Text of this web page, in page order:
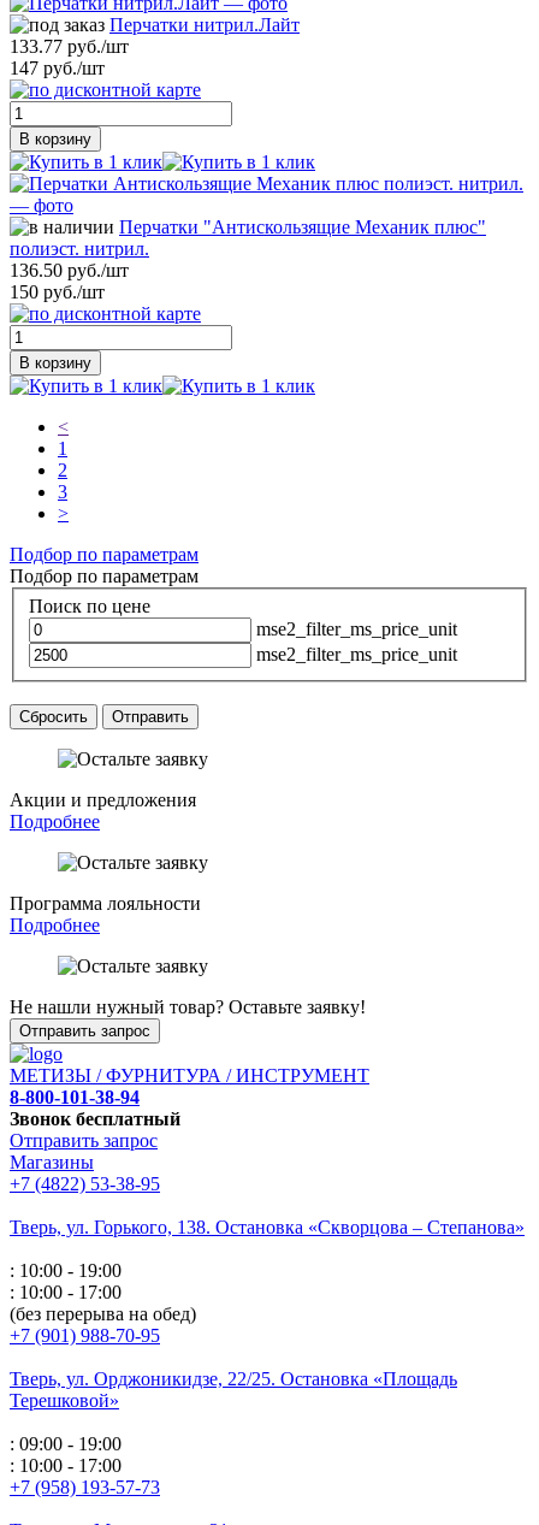
Перчатки нитрил.Лайт
133.77 руб./шт
147 руб./шт
В корзину
Перчатки "Антискользящие Механик плюс"
полиэст. нитрил.
136.50 руб./шт
150 руб./шт
В корзину
<
1
2
3
>
Подбор по параметрам
Подбор по параметрам
Поиск по цене
mse2_filter_ms_price_unit
mse2_filter_ms_price_unit
Сбросить Отправить
Акции и предложения
Подробнее
Программа лояльности
Подробнее
Не нашли нужный товар? Оставьте заявку!
Отправить запрос
МЕТИЗЫ / ФУРНИТУРА / ИНСТРУМЕНТ
8-800-101-38-94
Звонок бесплатный
Отправить запрос
Магазины
+7 (4822) 53-38-95
Тверь, ул. Горького, 138. Остановка «Скворцова – Степанова»
: 10:00 - 19:00
: 10:00 - 17:00
(без перерыва на обед)
+7 (901) 988-70-95
Тверь, ул. Орджоникидзе, 22/25. Остановка «Площадь
Терешковой»
: 09:00 - 19:00
: 10:00 - 17:00
+7 (958) 193-57-73